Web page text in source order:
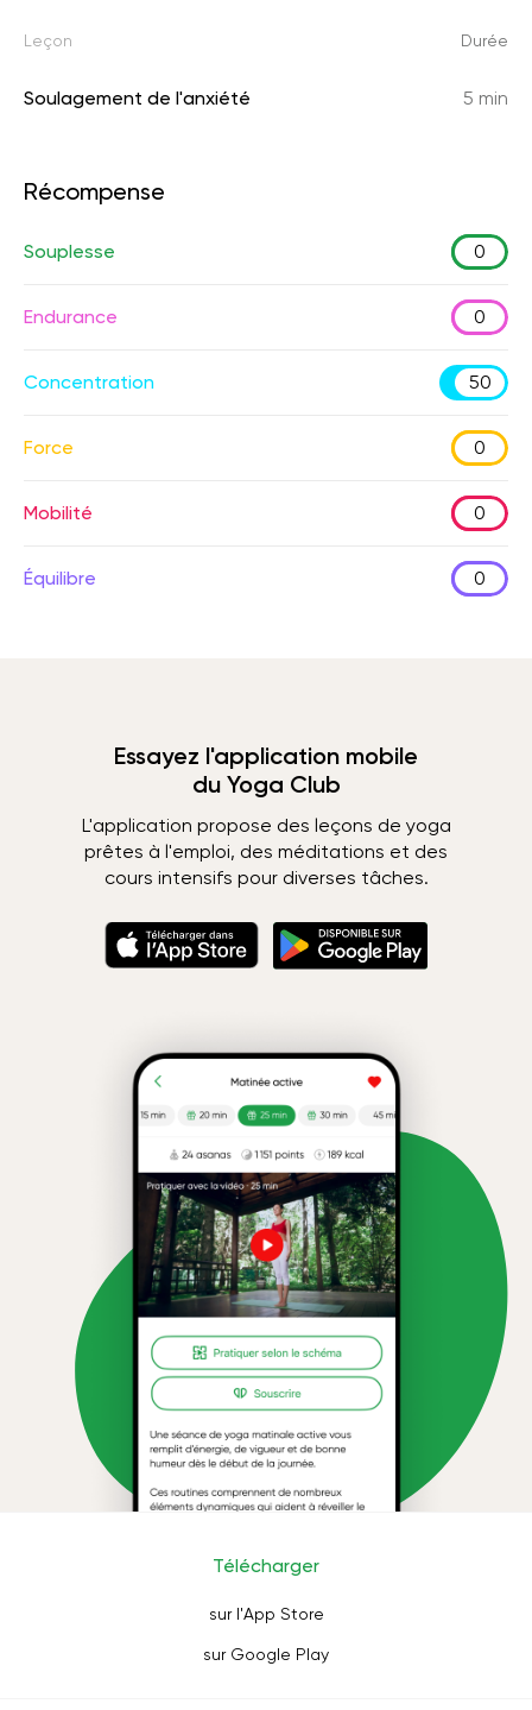
Leçon Durée
Soulagement de l'anxiété 5 min
Récompense
Souplesse 0
Endurance 0
Concentration 50
Force 0
Mobilité 0
Équilibre 0
Essayez l'application mobile
du Yoga Club
L'application propose des leçons de yoga
prêtes à l'emploi, des méditations et des
cours intensifs pour diverses tâches.
Télécharger
sur l'App Store
sur Google Play